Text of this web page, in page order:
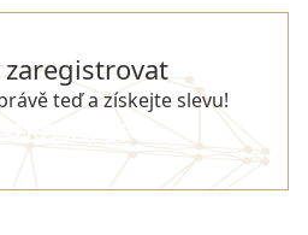
zaregistrovat
teď a získejte slevu!
SE